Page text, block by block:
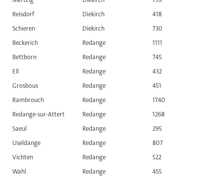
Reisdorf
Diekirch
418
Schieren
Diekirch
730
Beckerich
Redange
1111
Bettborn
Redange
745
Ell
Redange
432
Grosbous
Redange
451
Rambrouch
Redange
1740
Redange-sur-Attert
Redange
1268
Saeul
Redange
295
Useldange
Redange
807
Vichten
Redange
522
Wahl
Redange
455